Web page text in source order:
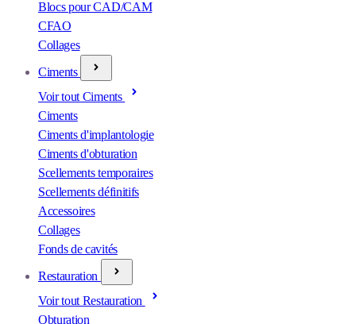
Blocs pour CAD/CAM
CFAO
Collages
Ciments
Voir tout Ciments
Ciments
Ciments d'implantologie
Ciments d'obturation
Scellements temporaires
Scellements définitifs
Accessoires
Collages
Fonds de cavités
Restauration
Voir tout Restauration
Obturation